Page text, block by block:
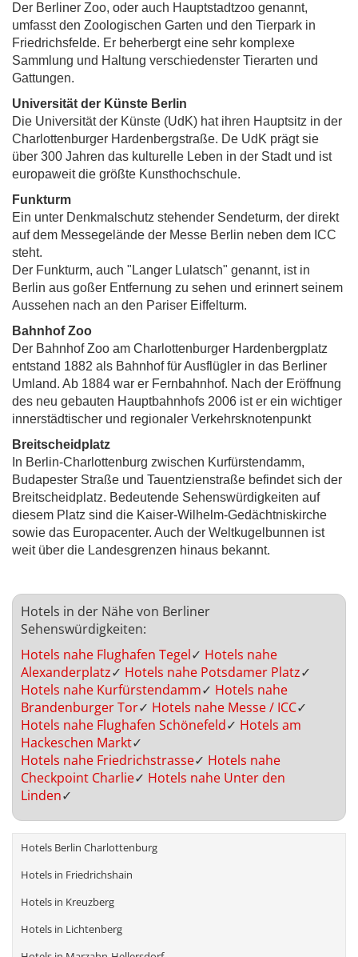
Der Berliner Zoo, oder auch Hauptstadtzoo genannt,
umfasst den Zoologischen Garten und den Tierpark in
Friedrichsfelde. Er beherbergt eine sehr komplexe
Sammlung und Haltung verschiedenster Tierarten und
Gattungen.
Universität der Künste Berlin
Die Universität der Künste (UdK) hat ihren Hauptsitz in der
Charlottenburger Hardenbergstraße. De UdK prägt sie
über 300 Jahren das kulturelle Leben in der Stadt und ist
europaweit die größte Kunsthochschule.
Funkturm
Ein unter Denkmalschutz stehender Sendeturm, der direkt
auf dem Messegelände der Messe Berlin neben dem ICC
steht.
Der Funkturm, auch "Langer Lulatsch" genannt, ist in
Berlin aus goßer Entfernung zu sehen und erinnert seinem
Aussehen nach an den Pariser Eiffelturm.
Bahnhof Zoo
Der Bahnhof Zoo am Charlottenburger Hardenbergplatz
entstand 1882 als Bahnhof für Ausflügler in das Berliner
Umland. Ab 1884 war er Fernbahnhof. Nach der Eröffnung
des neu gebauten Hauptbahnhofs 2006 ist er ein wichtiger
innerstädtischer und regionaler Verkehrsknotenpunkt
Breitscheidplatz
In Berlin-Charlottenburg zwischen Kurfürstendamm,
Budapester Straße und Tauentzienstraße befindet sich der
Breitscheidplatz. Bedeutende Sehenswürdigkeiten auf
diesem Platz sind die Kaiser-Wilhelm-Gedächtniskirche
sowie das Europacenter. Auch der Weltkugelbunnen ist
weit über die Landesgrenzen hinaus bekannt.
Hotels in der Nähe von Berliner
Sehenswürdigkeiten:
Hotels nahe Flughafen Tegel✓ Hotels nahe
Alexanderplatz✓ Hotels nahe Potsdamer Platz✓
Hotels nahe Kurfürstendamm✓ Hotels nahe
Brandenburger Tor✓ Hotels nahe Messe / ICC✓
Hotels nahe Flughafen Schönefeld✓ Hotels am
Hackeschen Markt✓
Hotels nahe Friedrichstrasse✓ Hotels nahe
Checkpoint Charlie✓ Hotels nahe Unter den
Linden✓
Hotels Berlin Charlottenburg
Hotels in Friedrichshain
Hotels in Kreuzberg
Hotels in Lichtenberg